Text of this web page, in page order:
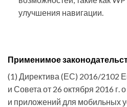
улучшения навигации.
Применимое
(1) Директива (ЕС) 2016/2102
и Совета от 26 октября 2016 г.
и приложений для мобильных